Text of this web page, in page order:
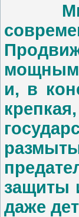
Мы
мощным
и, в
защиты
даже